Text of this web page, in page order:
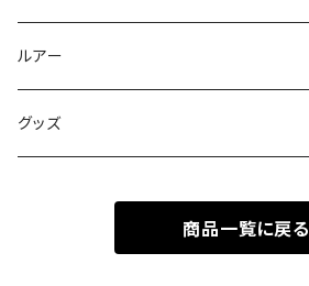
キャップ
トップス
ルアー
エッジベイト オリジナル
ハンドメイド無塗装
グッズ
商品一覧に戻る